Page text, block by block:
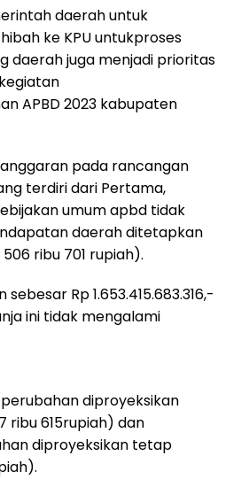
daerah untuk
ke KPU untukproses
daerah juga menjadi prioritas
APBD 2023 kabupaten
pada rancangan
terdiri dari Pertama,
umum apbd tidak
daerah ditetapkan
ribu 701 rupiah).
Rp 1.653.415.683.316,-
ini tidak mengalami
diproyeksikan
ribu 615rupiah) dan
diproyeksikan tetap